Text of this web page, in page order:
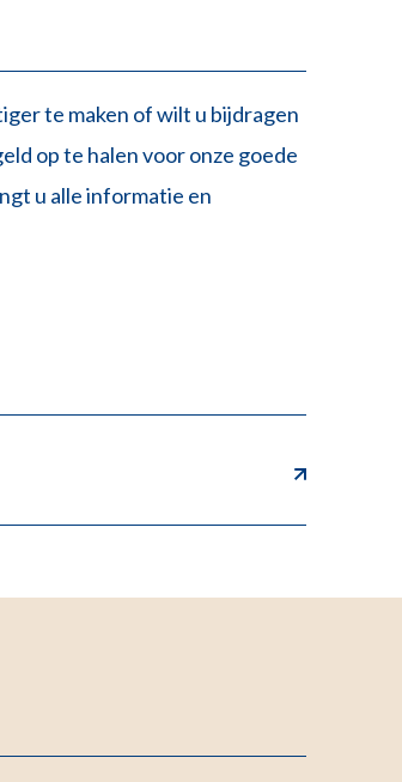
te maken of wilt u bijdragen
op te halen voor onze goede
u alle informatie en